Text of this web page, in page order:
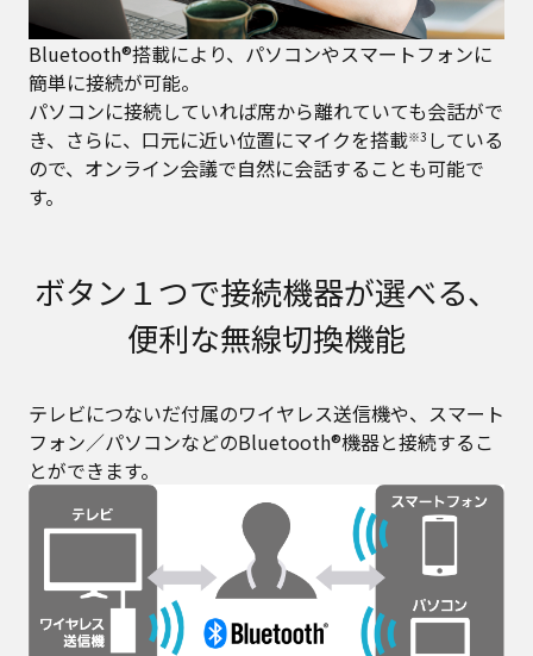
Bluetooth®搭載により、パソコンやスマートフォンに
簡単に接続が可能。
パソコンに接続していれば席から離れていても会話がで
き、さらに、口元に近い位置にマイクを搭載※3 している
ので、オンライン会議で自然に会話することも可能で
す。
ボタン１つで接続機器が選べる、
便利な無線切換機能
テレビにつないだ付属のワイヤレス送信機や、スマート
フォン／パソコンなどのBluetooth®機器と接続するこ
とができます。